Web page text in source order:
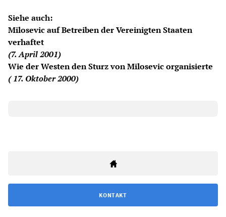
Siehe auch:
Milosevic auf Betreiben der Vereinigten Staaten
verhaftet
(7. April 2001)
Wie der Westen den Sturz von Milosevic organisierte
( 17. Oktober 2000)
KONTAKT